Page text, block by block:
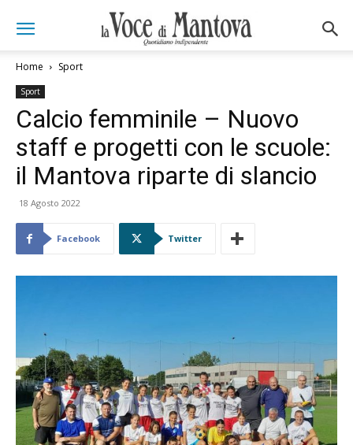
Home Sport
Sport
Calcio femminile – Nuovo
staff e progetti con le scuole:
il Mantova riparte di slancio
18 Agosto 2022
Facebook Twitter